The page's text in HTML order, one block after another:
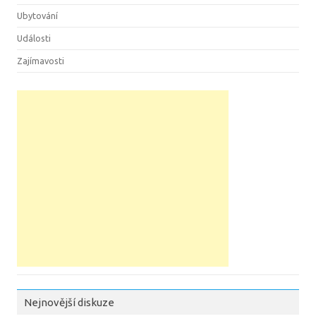
Ubytování
Události
Zajímavosti
Nejnovější diskuze